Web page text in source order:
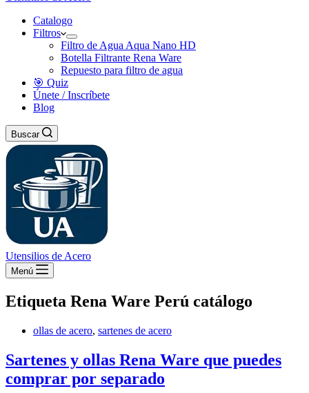
Catalogo
Filtros
Filtro de Agua Aqua Nano HD
Botella Filtrante Rena Ware
Repuesto para filtro de agua
🎯 Quiz
Únete / Inscríbete
Blog
Buscar
Utensilios de Acero
Menú
Etiqueta Rena Ware Perú catálogo
ollas de acero, sartenes de acero
Sartenes y ollas Rena Ware que puedes
comprar por separado